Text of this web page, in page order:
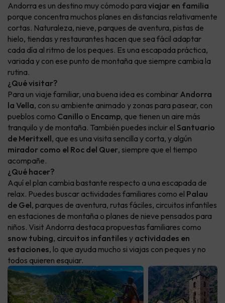
Andorra es un destino muy cómodo para viajar en familia
porque concentra muchos planes en distancias relativamente
cortas. Naturaleza, nieve, parques de aventura, pistas de
hielo, tiendas y restaurantes hacen que sea fácil adaptar
cada día al ritmo de los peques. Es una escapada práctica,
variada y con ese punto de montaña que siempre cambia la
rutina.
¿Qué visitar?
Para un viaje familiar, una buena idea es combinar Andorra
la Vella, con su ambiente animado y zonas para pasear, con
pueblos como Canillo o Encamp, que tienen un aire más
tranquilo y de montaña. También puedes incluir el Santuario
de Meritxell, que es una visita sencilla y corta, y algún
mirador como el Roc del Quer, siempre que el tiempo
acompañe.
¿Qué hacer?
Aquí el plan cambia bastante respecto a una escapada de
relax. Puedes buscar actividades familiares como el Palau
de Gel, parques de aventura, rutas fáciles, circuitos infantiles
en estaciones de montaña o planes de nieve pensados para
niños. Visit Andorra destaca propuestas familiares como
snow tubing, circuitos infantiles y actividades en
estaciones, lo que ayuda mucho si viajas con peques y no
todos quieren esquiar.